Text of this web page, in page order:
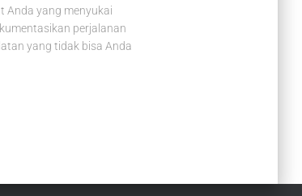
Anda yang menyukai
perjalanan
yang tidak bisa Anda